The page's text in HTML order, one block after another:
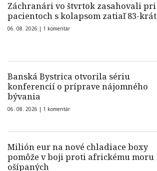
Záchranári vo štvrtok zasahovali pri
pacientoch s kolapsom zatiaľ 83-krát
06. 08. 2026 | 1 komentár
Banská Bystrica otvorila sériu
konferencií o príprave nájomného
bývania
06. 08. 2026 | 1 komentár
Milión eur na nové chladiace boxy
pomôže v boji proti africkému moru
ošípaných